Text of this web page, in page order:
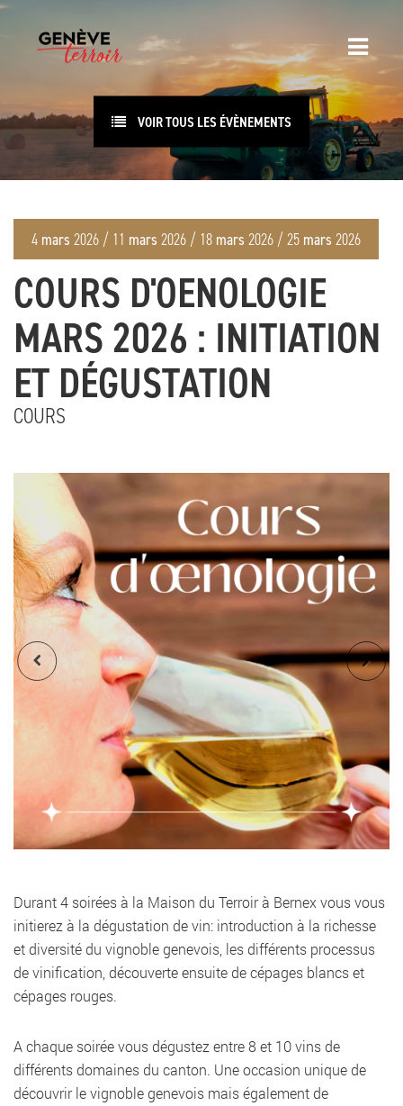
VOIR TOUS LES ÉVÈNEMENTS
4 mars 2026 / 11 mars 2026 / 18 mars 2026 / 25 mars 2026
COURS D'OENOLOGIE
MARS 2026 : INITIATION
ET DÉGUSTATION
COURS
Durant 4 soirées à la Maison du Terroir à Bernex vous vous
initierez à la dégustation de vin: introduction à la richesse
et diversité du vignoble genevois, les différents processus
de vinification, découverte ensuite de cépages blancs et
cépages rouges.
A chaque soirée vous dégustez entre 8 et 10 vins de
différents domaines du canton. Une occasion unique de
découvrir le vignoble genevois mais également de